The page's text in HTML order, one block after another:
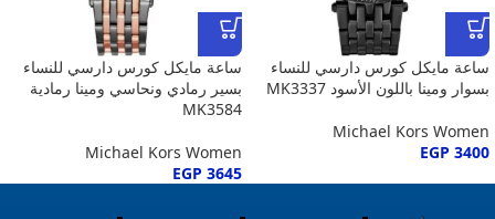
ساعة مايكل كورس دارسي للنساء
بسوار ومينا باللون الأسود MK3337
Michael Kors Women
EGP 3400
ساعة مايكل كورس دارسي للنساء
بسير رمادي ونحاسي ومينا رمادية
MK3584
Michael Kors Women
EGP 3645